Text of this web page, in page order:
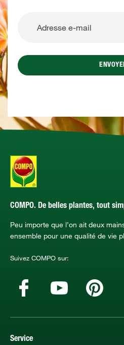
COMPO. De belles plantes, tout
Peu importe que l’on ait deux
ensemble pour une qualité de vie
Suivez COMPO sur:
Service